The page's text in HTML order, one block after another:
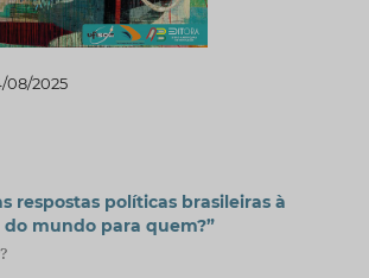
08/2025
respostas políticas brasileiras à
mundo para quem?”